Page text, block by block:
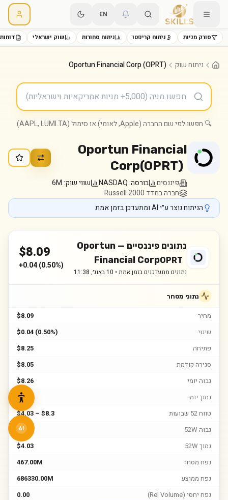
EN
סורק מניות ניתוח קריפטו ניתוח סחורות שוק ישראלי
ניתוח שוק Oportun Financial Corp (OPRT)
🔍 חפשו לפי שם החברה (Apple, לאומי) או סימול (AAPL, LUMI.TA)
Oportun Financial
Corp(OPRT)
פיננסים בורסה:NASDAQ שווי שוק:6M
חברה במדד Russell 2000
הניתוח נוצר ע״י AI ומתעדכן בזמן אמת
נתונים פיננסיים — Oportun
Financial CorpOPRT
נתונים מתעדכנים בזמן אמת • 10 באוג׳, 11:38
$8.09
+0.04(0.50%)
נתוני מסחר
מחיר
$8.09
שינוי
$0.04 (0.50%)
פתיחה
$8.25
סגירה קודמת
$8.05
גבוה יומי
$8.26
נמוך יומי
$7.68
טווח 52 שבועות
$4.03 – $8.3
גבוה 52W
$8.3
נמוך 52W
$4.03
נפח מסחר
467.00M
נפח ממוצע
686330.00M
נפח יחסי (Rel Volume)
0.00
AI